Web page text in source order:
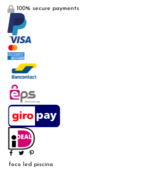
100% secure payments
foco led piscina